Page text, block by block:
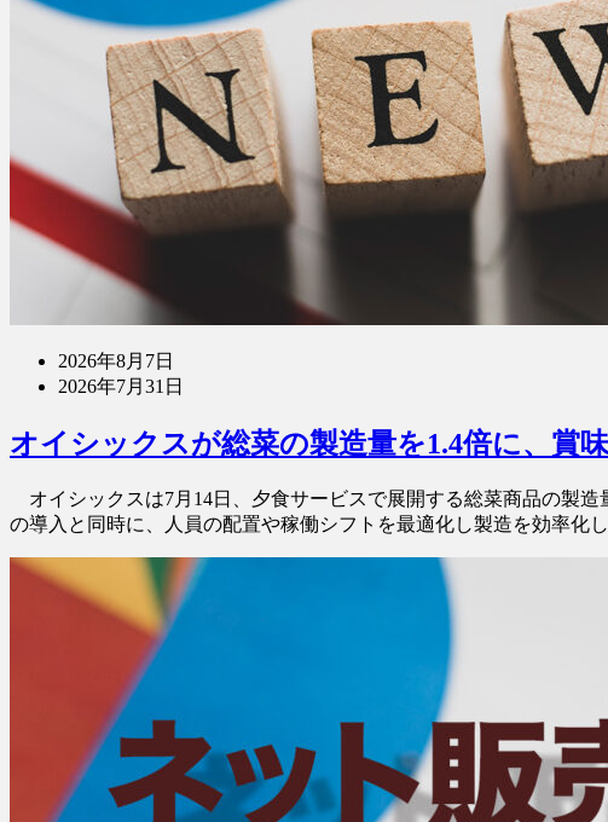
2026年8月7日
2026年7月31日
オイシックスが総菜の製造量を1.4倍に、賞
オイシックスは7月14日、夕食サービスで展開する総菜商品の製
の導入と同時に、人員の配置や稼働シフトを最適化し製造を効率化